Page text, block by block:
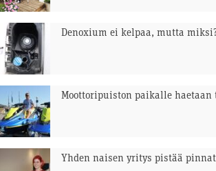
Denoxium ei kelpaa, mutta
Moottoripuiston paikalle haetaan
Yhden naisen yritys pistää